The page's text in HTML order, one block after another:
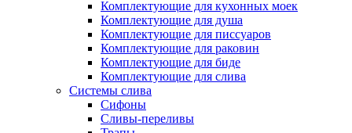
Комплектующие для кухонных моек
Комплектующие для душа
Комплектующие для писсуаров
Комплектующие для раковин
Комплектующие для биде
Комплектующие для слива
Системы слива
Сифоны
Сливы-переливы